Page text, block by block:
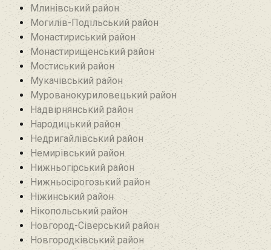
Млинівський район‎
Могилів-Подільський район
Монастириський район
Монастирищенський район
Мостиський район
Мукачівський район
Мурованокуриловецький район
Надвірнянський район
Народицький район‎
Недригайлівський район‎
Немирівський район
Нижньогірський район
Нижньосірогозький район
Ніжинський район
Нікопольський район
Новгород-Сіверський район
Новгородківський район